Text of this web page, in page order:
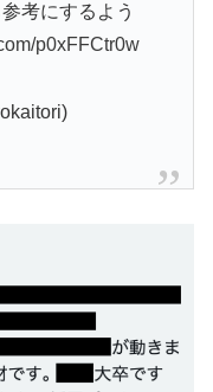
考にするよう
p0xFFCtr0w